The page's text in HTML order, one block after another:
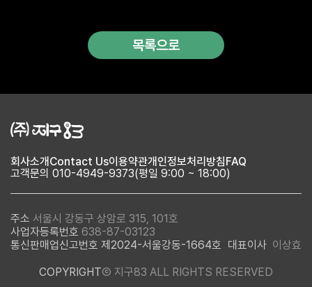
텔,주)아델스, 주)휴그린,주)미르칼라스틸,기아자동차 영포,포항도
화합의 아름다움을 표현한다. 민화에서 꽃과 나비는 서로 뗄 수 없는
색감으로 그려낸다. 또한, 크고 작은 꽃이 한데 엉켜 하나의 큰 덩어
을 나타낸다. 밀착된 관계는 강한 결속력을 지니는 동시에, 부드럽고
조화롭다. 작가는 이러한 관계를 온화하고 세심한 시선으로 바라보
섭 -작가노트 나는 색을 쌓으며 마음을 바라본다. 꽃은 나의 모습이
고, 그 위에 머무는 나비와 새는 관계와 시간의 흐름을 담는다. 빠르
게 지나가는 감정이 아니라 조용히 머물며 스며드는 순간들, 그 안에
사유의 시간이며, 감정을 가라앉히고 내면을 깊게 바라보게 하는 색
이다. 겹겹이 쌓인 색들은 단순한 아름다움을 넘어 쉼과 회복의 감각
으로 이어지고, 조용하지만 분명한 울림으로 남는다. 나의 작업은 누
되기를 바란다. My work explores the emotional resonance
목록으로
회사소개 Contact Us이용약관개인정보처리방침FAQ
고객문의 010-4949-9373(평일 9:00 ~ 18:00)
주소 서울시 강동구 상암로 315, 101호
사업자등록번호 638-87-03123
통신판매업신고번호 제2024-서울강동-1664호 대표이사 이상효
COPYRIGHTⒸ 지구83 ALL RIGHTS RESERVED